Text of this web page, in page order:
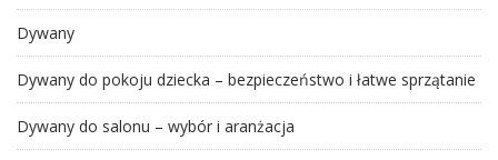
Dywany
Dywany do pokoju dziecka – bezpieczeństwo i łatwe sprzątanie
Dywany do salonu – wybór i aranżacja